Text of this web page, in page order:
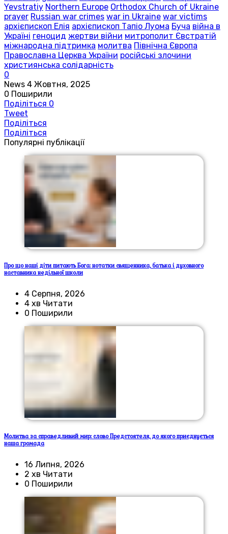
Yevstratiy Northern Europe Orthodox Church of Ukraine
prayer Russian war crimes war in Ukraine war victims
архієпископ Елія архієпископ Тапіо Луома Буча війна в
Україні геноцид жертви війни митрополит Євстратій
міжнародна підтримка молитва Північна Європа
Православна Церква України російські злочини
християнська солідарність
0
News 4 Жовтня, 2025
0 Поширили
Поділіться 0
Tweet
Поділіться
Поділіться
Популярні публікації
Про що наші діти питають Бога: нотатки священника, батька і духовного
наставника недільної школи
4 Серпня, 2026
4 хв Читати
0 Поширили
Молитва за справедливий мир: слово Предстоятеля, до якого приєднується
наша громада
16 Липня, 2026
2 хв Читати
0 Поширили